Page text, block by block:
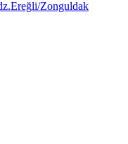
Zonguldak